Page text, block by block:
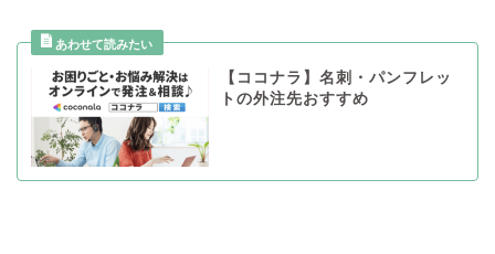
【ココナラ】名刺・パンフレッ
トの外注先おすすめ